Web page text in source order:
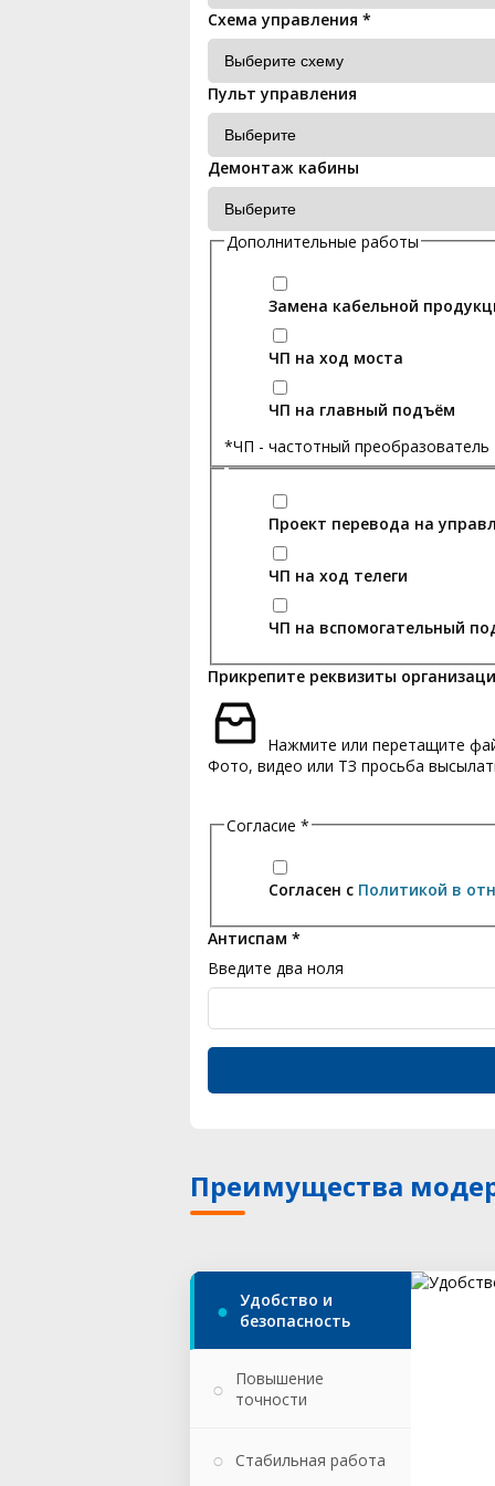
Схема управления *
Пульт управления
Демонтаж кабины
Дополнительные работы
Замена кабельной
ЧП на ход моста
ЧП на главный подъём
*ЧП - частотный преобразователь
Проект перевода на
ЧП на ход телеги
ЧП на вспомогательный
Прикрепите реквизиты
Нажмите или перетащите
Фото, видео или ТЗ просьба
Согласие *
Согласен с Политикой в
Антиспам *
Введите два ноля
Преимущества
Удобство и
безопасность
Повышение
точности
Стабильная работа